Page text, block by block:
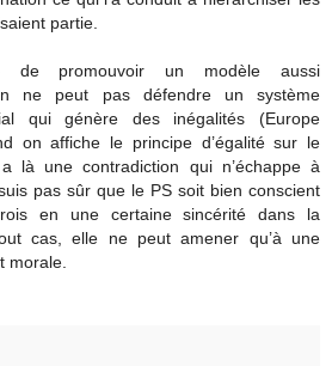
partie.
de promouvoir un modèle aussi
ne peut pas défendre un système
qui génère des inégalités (Europe
on affiche le principe d’égalité sur le
là une contradiction qui n’échappe à
pas sûr que le PS soit bien conscient
en une certaine sincérité dans la
cas, elle ne peut amener qu’à une
morale.